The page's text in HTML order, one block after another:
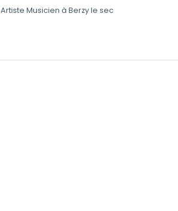
Artiste Musicien à Berzy le sec